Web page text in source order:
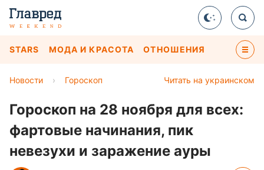
STARS МОДА И КРАСОТА ОТНОШЕНИЯ
Читать на украинском
Новости › Гороскоп
Гороскоп на 28 ноября для всех:
фартовые начинания, пик
невезухи и заражение ауры